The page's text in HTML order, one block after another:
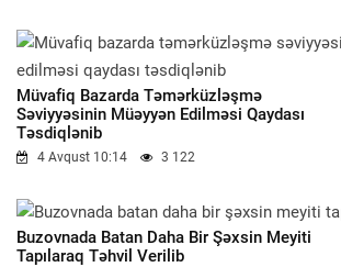
Müvafiq Bazarda Təmərküzləşmə
Səviyyəsinin Müəyyən Edilməsi Qaydası
Təsdiqlənib
4 Avqust 10:14 3 122
Buzovnada Batan Daha Bir Şəxsin Meyiti
Tapılaraq Təhvil Verilib